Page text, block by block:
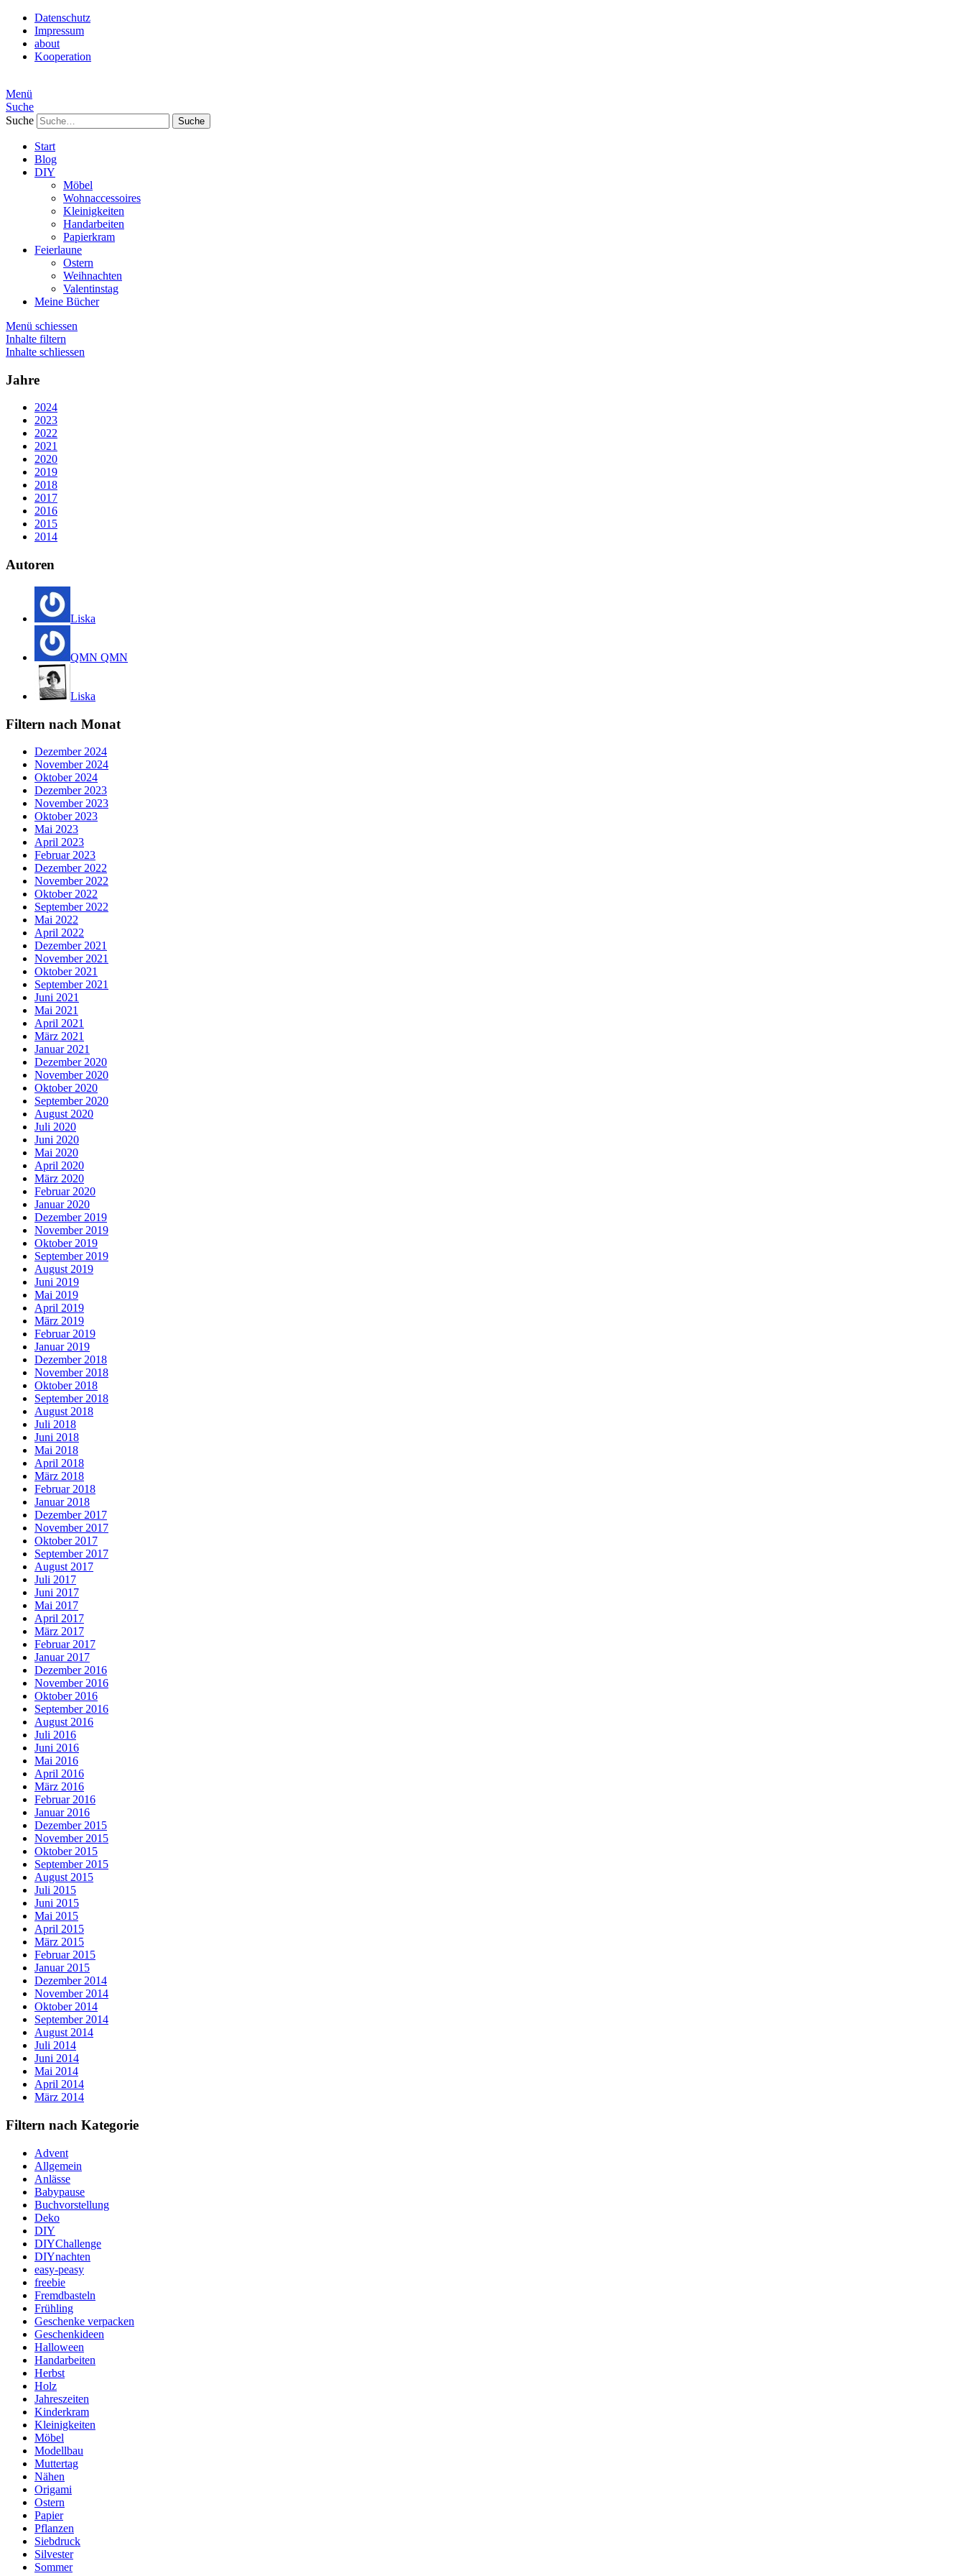
Datenschutz
Impressum
about
Kooperation
Menü
Suche
Suche
Start
Blog
DIY
Möbel
Wohnaccessoires
Kleinigkeiten
Handarbeiten
Papierkram
Feierlaune
Ostern
Weihnachten
Valentinstag
Meine Bücher
Menü schiessen
Inhalte filtern
Inhalte schliessen
Jahre
2024
2023
2022
2021
2020
2019
2018
2017
2016
2015
2014
Autoren
Liska
QMN QMN
Liska
Filtern nach Monat
Dezember 2024
November 2024
Oktober 2024
Dezember 2023
November 2023
Oktober 2023
Mai 2023
April 2023
Februar 2023
Dezember 2022
November 2022
Oktober 2022
September 2022
Mai 2022
April 2022
Dezember 2021
November 2021
Oktober 2021
September 2021
Juni 2021
Mai 2021
April 2021
März 2021
Januar 2021
Dezember 2020
November 2020
Oktober 2020
September 2020
August 2020
Juli 2020
Juni 2020
Mai 2020
April 2020
März 2020
Februar 2020
Januar 2020
Dezember 2019
November 2019
Oktober 2019
September 2019
August 2019
Juni 2019
Mai 2019
April 2019
März 2019
Februar 2019
Januar 2019
Dezember 2018
November 2018
Oktober 2018
September 2018
August 2018
Juli 2018
Juni 2018
Mai 2018
April 2018
März 2018
Februar 2018
Januar 2018
Dezember 2017
November 2017
Oktober 2017
September 2017
August 2017
Juli 2017
Juni 2017
Mai 2017
April 2017
März 2017
Februar 2017
Januar 2017
Dezember 2016
November 2016
Oktober 2016
September 2016
August 2016
Juli 2016
Juni 2016
Mai 2016
April 2016
März 2016
Februar 2016
Januar 2016
Dezember 2015
November 2015
Oktober 2015
September 2015
August 2015
Juli 2015
Juni 2015
Mai 2015
April 2015
März 2015
Februar 2015
Januar 2015
Dezember 2014
November 2014
Oktober 2014
September 2014
August 2014
Juli 2014
Juni 2014
Mai 2014
April 2014
März 2014
Filtern nach Kategorie
Advent
Allgemein
Anlässe
Babypause
Buchvorstellung
Deko
DIY
DIYChallenge
DIYnachten
easy-peasy
freebie
Fremdbasteln
Frühling
Geschenke verpacken
Geschenkideen
Halloween
Handarbeiten
Herbst
Holz
Jahreszeiten
Kinderkram
Kleinigkeiten
Möbel
Modellbau
Muttertag
Nähen
Origami
Ostern
Papier
Pflanzen
Siebdruck
Silvester
Sommer